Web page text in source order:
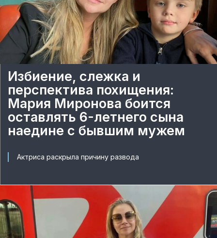
Избиение, слежка и
перспектива похищения:
Мария Миронова боится
оставлять 6-летнего сына
наедине с бывшим мужем
Актриса раскрыла причину развода